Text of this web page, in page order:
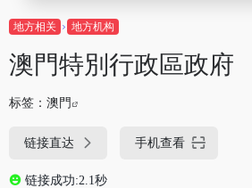
地方相关 地方机构
澳門特別行政區政府
标签： 澳門
链接直达 手机查看
链接成功:2.1秒